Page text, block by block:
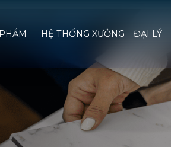
HỆ THỐNG XƯỞNG – ĐẠI LÝ